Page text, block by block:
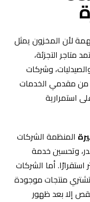
لأن المخزون يمثل
متاجر التجزئة،
وشركات
من مقدمي الخدمات
استمرارية
المنظمة الشركات
وتحسين خدمة
أما الشركات
منتجات موجودة
إلا بعد ظهور